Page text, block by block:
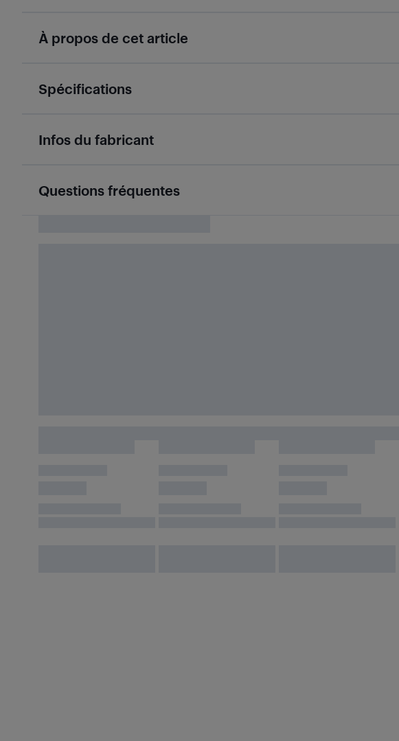
À propos de cet article
Spécifications
Infos du fabricant
Questions fréquentes